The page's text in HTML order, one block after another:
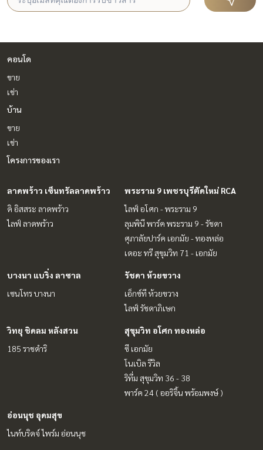
คอนโด
ขาย
เช่า
บ้าน
ขาย
เช่า
โครงการของเรา
ลาดพร้าว เซ็นทรัลลาดพร้าว
ดิ อิสสระ ลาดพร้าว
ไลฟ์ ลาดพร้าว
พระราม 9 เพชรบุรีตัดใหม่ RCA
ไลฟ์ อโศก - พระราม 9
ลุมพินี พาร์ค พระราม 9 - รัชดา
ศุภาลัยปาร์ค เอกมัย - ทองหล่อ
เดอะ ทรี สุขุมวิท 71 - เอกมัย
บางนา แบริ่ง ลาซาล
เซนโทร บางนา
รัชดา ห้วยขวาง
เอ็กซ์ที ห้วยขวาง
ไลฟ์ รัชดาภิเษก
วิทยุ ชิดลม หลังสวน
185 ราชดำริ
สุขุมวิท อโศก ทองหล่อ
ซี เอกมัย
โนเบิล รีวิล
ริทึ่ม สุขุมวิท 36 - 38
พาร์ค 24 ( ออริจิ้น พร้อมพงษ์ )
อ่อนนุช อุดมสุข
ไนท์บริดจ์ ไพร์ม อ่อนนุช